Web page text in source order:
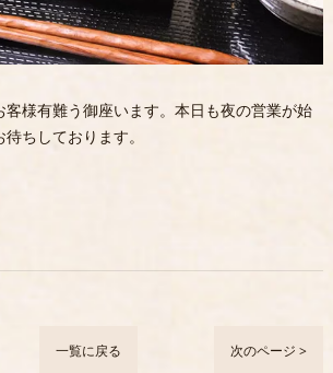
様有難う御座います。本日も夜の営業が始
ちしております。
一覧に戻る 次のページ >